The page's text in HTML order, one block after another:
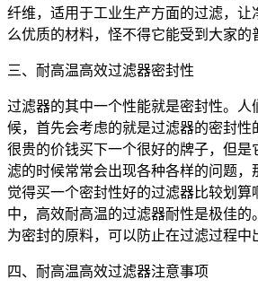
纤维，适用于工业生产方面的过滤，让
么优质的材料，怪不得它能受到大家的
三、耐高温高效过滤器密封性
过滤器的其中一个性能就是密封性。人
候，首先会考虑的就是过滤器的密封性
很贵的价钱买下一个很好的牌子，但是
滤的时候常常会出现各种各样的问题，
觉得买一个密封性好的过滤器比较划算
中，高效耐高温的过滤器耐性是极佳的
为密封的原料，可以防止在过滤过程中
四、耐高温高效过滤器注意事项